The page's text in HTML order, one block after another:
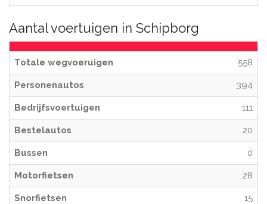
Aantal voertuigen in Schipborg
Totale wegvoeruigen 558
Personenautos 394
Bedrijfsvoertuigen 111
Bestelautos 20
Bussen 0
Motorfietsen 28
Snorfietsen 15